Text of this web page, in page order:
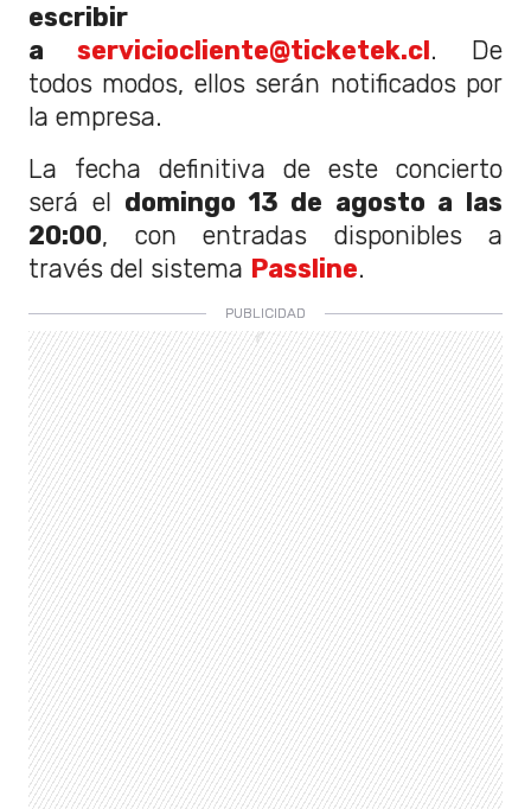
escribir
a serviciocliente@ticketek.cl. De
todos modos, ellos serán notificados por
la empresa.
La fecha definitiva de este concierto
será el domingo 13 de agosto a las
20:00, con entradas disponibles a
través del sistema Passline.